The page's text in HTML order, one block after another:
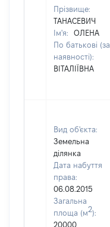
Прізвище:
ТАНАСЕВИЧ
Ім'я:
ОЛЕНА
По батькові (за
наявності):
ВІТАЛІЇВНА
Вид об'єкта:
Земельна
ділянка
Дата набуття
права:
06.08.2015
Загальна
площа (м2):
20000